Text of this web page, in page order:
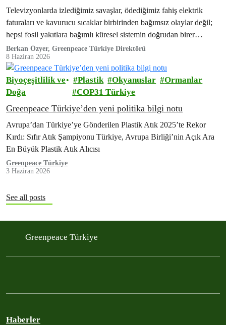
Televizyonlarda izlediğimiz savaşlar, ödediğimiz fahiş elektrik
faturaları ve kavurucu sıcaklar birbirinden bağımsız olaylar değil;
hepsi fosil yakıtlara bağımlı küresel sistemin doğrudan birer
sonucu. Bu sistemi değiştirecek kararların teknik altyapısı,
bugün…
Berkan Özyer, Greenpeace Türkiye Direktörü
8 Haziran 2026
Biyoçeşitlilik ve
Doğa
Plastik Okyanuslar
Ormanlar
COP31 Türkiye
Greenpeace Türkiye’den yeni politika bilgi notu
Avrupa’dan Türkiye’ye Gönderilen Plastik Atık 2025’te Rekor
Kırdı: Sıfır Atık Şampiyonu Türkiye, Avrupa Birliği’nin Açık Ara
En Büyük Plastik Atık Alıcısı
Greenpeace Türkiye
3 Haziran 2026
See all posts
Greenpeace Türkiye
Haberler